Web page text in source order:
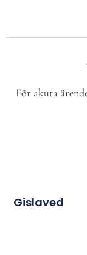
För akuta
Gislaved